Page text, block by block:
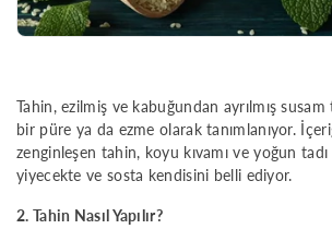
Tahin, ezilmiş ve kabuğundan ayrılmış
bir püre ya da ezme olarak tanımlanıyor.
zenginleşen tahin, koyu kıvamı ve yoğun
yiyecekte ve sosta kendisini belli ediyor.
2. Tahin Nasıl Yapılır?